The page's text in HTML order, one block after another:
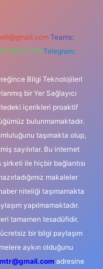
Teams:
606 0 726 Telegram:
Bilgi Teknolojileri
bir Yer Sağlayıcı
içerikleri proaktif
bulunmamaktadır.
taşımakta olup,
sayılırlar. Bu internet
ile hiçbir bağlantısı
makaleler
niteliği taşımamakta
yapılmamaktadır.
tamamen tesadüfidir.
bir bilgi paylaşım
aykırı olduğunu
adresine